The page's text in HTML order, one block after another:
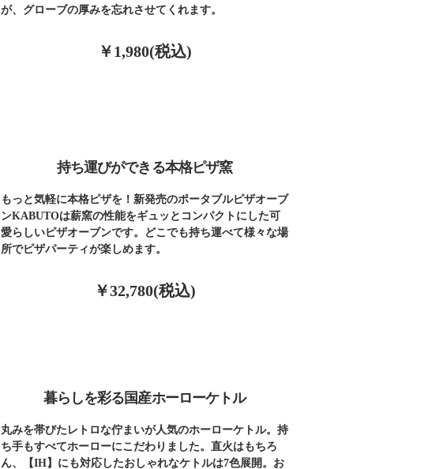
が、グローブの厚みを忘れさせてくれます。
￥1,980(税込)
持ち運びができる本格ピザ窯
もっと気軽に本格ピザを！新発売のポータブルピザオーブ
ンKABUTOは薪窯の性能をギュッとコンパクトにした可
愛らしいピザオーブンです。どこでも持ち運べて様々な場
所でピザパーティが楽しめます。
￥32,780(税込)
暮らしを彩る国産ホーローケトル
丸みを帯びたレトロな佇まいが人気のホーローケトル。持
ち手もすべてホーローにこだわりました。直火はもちろ
ん、【IH】にも対応したおしゃれなケトルは7色展開。お